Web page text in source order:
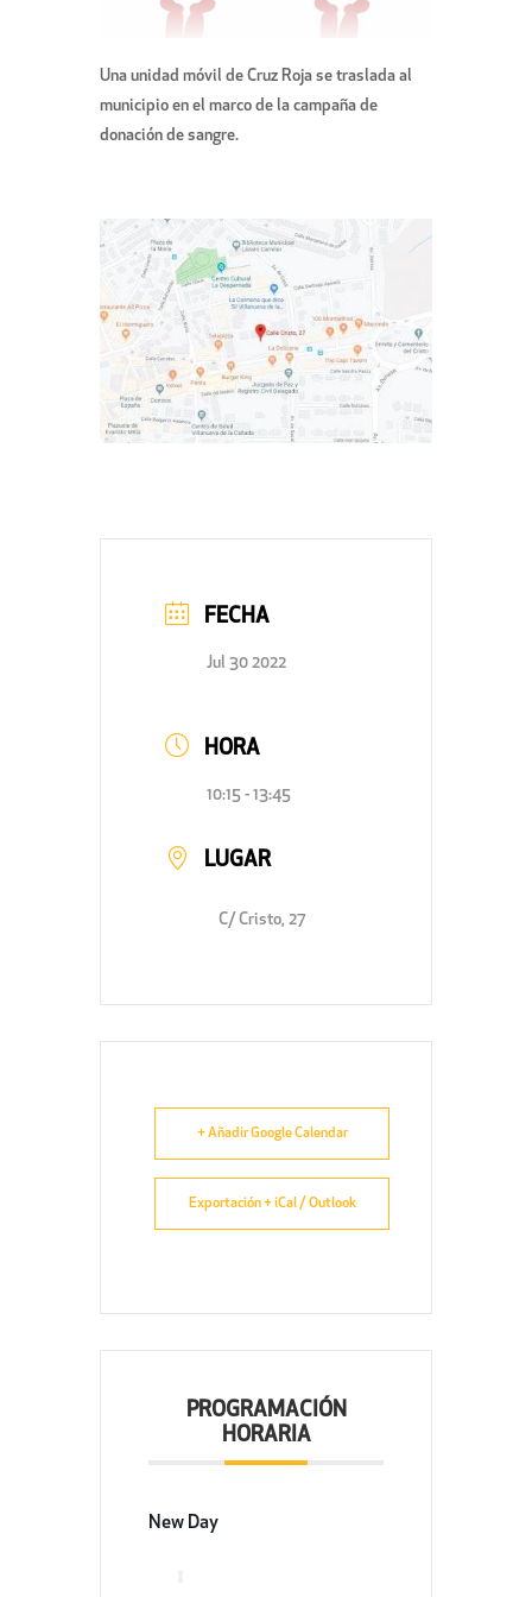
Una unidad móvil de Cruz Roja se traslada al
municipio en el marco de la campaña de
donación de sangre.
FECHA
Jul 30 2022
HORA
10:15 - 13:45
LUGAR
C/ Cristo, 27
+ Añadir Google Calendar
Exportación + iCal / Outlook
PROGRAMACIÓN
HORARIA
New Day